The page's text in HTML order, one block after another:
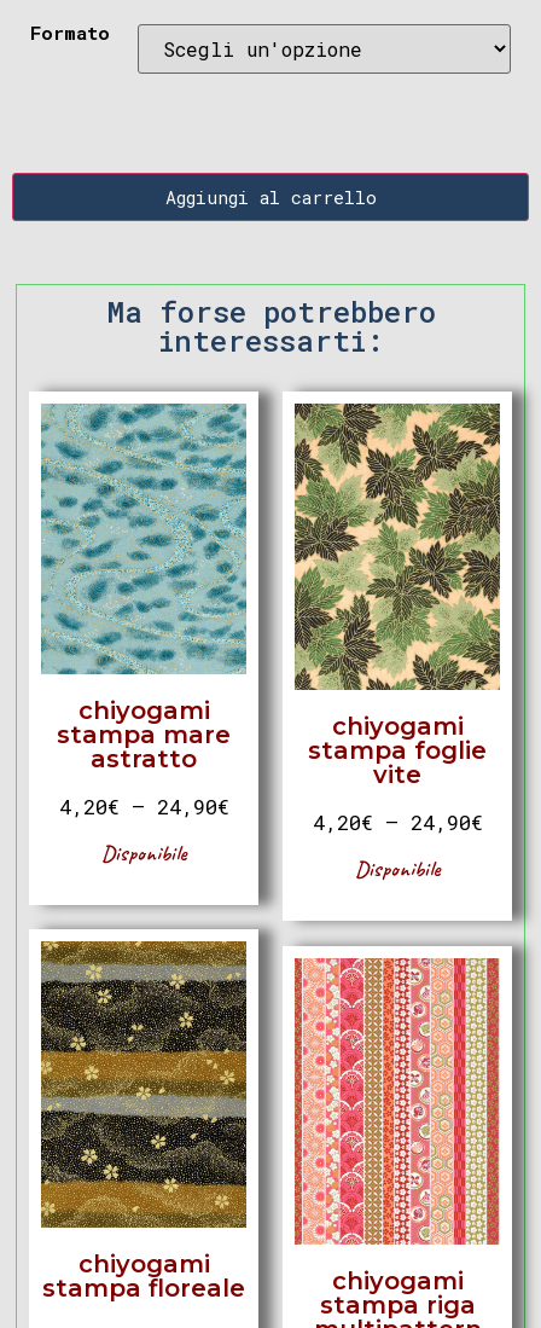
Formato
Aggiungi al carrello
Ma forse potrebbero
interessarti:
chiyogami
stampa mare
astratto
4,20€ – 24,90€
Disponibile
chiyogami
stampa foglie
vite
4,20€ – 24,90€
Disponibile
chiyogami
stampa floreale
chiyogami
stampa riga